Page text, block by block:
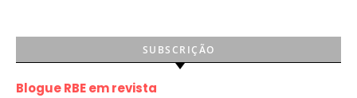
SUBSCRIÇÃO
Blogue RBE em revista